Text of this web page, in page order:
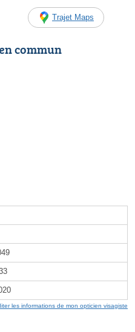
Trajet Maps
commun
les informations de mon opticien visagiste